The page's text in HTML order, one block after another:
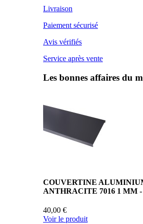
Livraison
Paiement sécurisé
Avis vérifiés
Service après vente
Les bonnes affaires du
COUVERTINE
ANTHRACITE 7016 1 MM
40,00 €
Voir le produit